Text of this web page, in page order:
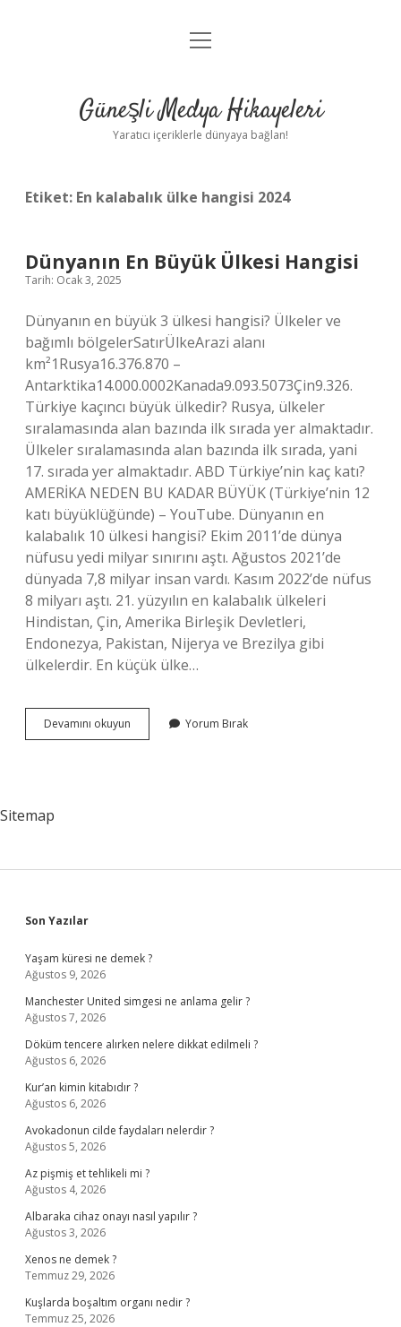
Anasayfa
Yasal Uyarı
menüyü
Güneşli Medya Hikayeleri
Yaratıcı içeriklerle dünyaya bağlan!
Etiket: En kalabalık ülke hangisi 2024
Dünyanın En Büyük Ülkesi Hangisi
Tarih: Ocak 3, 2025
Dünyanın en büyük 3 ülkesi hangisi? Ülkeler ve
bağımlı bölgelerSatırÜlkeArazi alanı
km²1Rusya16.376.870 –
Antarktika14.000.0002Kanada9.093.5073Çin9.326.
Türkiye kaçıncı büyük ülkedir? Rusya, ülkeler
sıralamasında alan bazında ilk sırada yer almaktadır.
Ülkeler sıralamasında alan bazında ilk sırada, yani
17. sırada yer almaktadır. ABD Türkiye’nin kaç katı?
AMERİKA NEDEN BU KADAR BÜYÜK (Türkiye’nin 12
katı büyüklüğünde) – YouTube. Dünyanın en
kalabalık 10 ülkesi hangisi? Ekim 2011’de dünya
nüfusu yedi milyar sınırını aştı. Ağustos 2021’de
dünyada 7,8 milyar insan vardı. Kasım 2022’de nüfus
8 milyarı aştı. 21. yüzyılın en kalabalık ülkeleri
Hindistan, Çin, Amerika Birleşik Devletleri,
Endonezya, Pakistan, Nijerya ve Brezilya gibi
ülkelerdir. En küçük ülke…
Devamını okuyun Dünyanın
En
Yorum Bırak
Sitemap
Sidebar
Son Yazılar
Yaşam küresi ne demek ?
Ağustos 9, 2026
Manchester United simgesi ne anlama gelir ?
Ağustos 7, 2026
Döküm tencere alırken nelere dikkat edilmeli ?
Ağustos 6, 2026
Kur’an kimin kitabıdır ?
Ağustos 6, 2026
Avokadonun cilde faydaları nelerdir ?
Ağustos 5, 2026
Az pişmiş et tehlikeli mi ?
Ağustos 4, 2026
Albaraka cihaz onayı nasıl yapılır ?
Ağustos 3, 2026
Xenos ne demek ?
Temmuz 29, 2026
Kuşlarda boşaltım organı nedir ?
Temmuz 25, 2026